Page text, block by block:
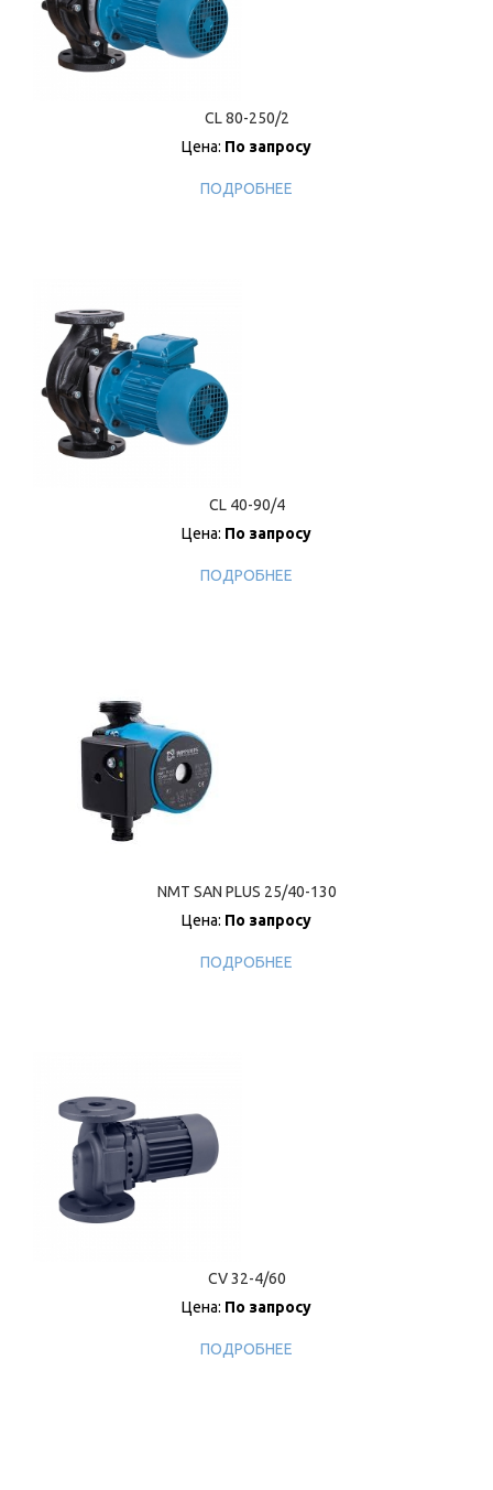
CL 80-250/2
Цена: По запросу
ПОДРОБНЕЕ
CL 40-90/4
Цена: По запросу
ПОДРОБНЕЕ
NMT SAN PLUS 25/40-130
Цена: По запросу
ПОДРОБНЕЕ
CV 32-4/60
Цена: По запросу
ПОДРОБНЕЕ